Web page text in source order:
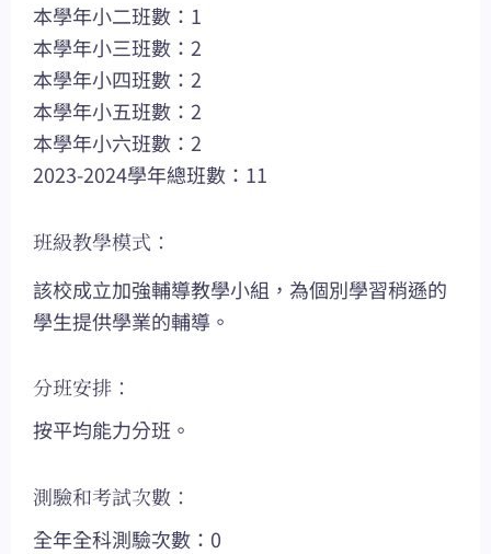
本學年小二班數：1
本學年小三班數：2
本學年小四班數：2
本學年小五班數：2
本學年小六班數：2
2023-2024學年總班數：11
班級教學模式：
該校成立加強輔導教學小組，為個別學習稍遜的
學生提供學業的輔導。
分班安排：
按平均能力分班。
測驗和考試次數：
全年全科測驗次數：0